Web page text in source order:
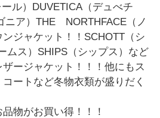
ル）DUVETICA（デュべチ
ニア）THE NORTHFACE（ノ
ジャケット！！SCHOTT（シ
ムス）SHIPS（シップス）など
ージャケット！！！他にもス
ートなど冬物衣類が盛りだく
物がお買い得！！！